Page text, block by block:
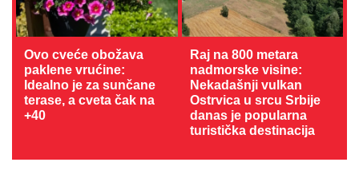
Ovo cveće obožava
paklene vrućine:
Idealno je za sunčane
terase, a cveta čak na
+40
Raj na 800 metara
nadmorske visine:
Nekadašnji vulkan
Ostrvica u srcu Srbije
danas je popularna
turistička destinacija